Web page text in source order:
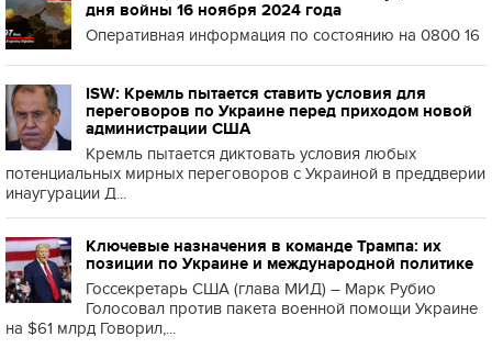
дня войны 16 ноября 2024 года
Оперативная информация по состоянию на 0800 16
ISW: Кремль пытается ставить условия для
переговоров по Украине перед приходом новой
администрации США
Кремль пытается диктовать условия любых
потенциальных мирных переговоров с Украиной в преддверии
инаугурации Д...
Ключевые назначения в команде Трампа: их
позиции по Украине и международной политике
Госсекретарь США (глава МИД) – Марк Рубио
Голосовал против пакета военной помощи Украине
на $61 млрд Говорил,...